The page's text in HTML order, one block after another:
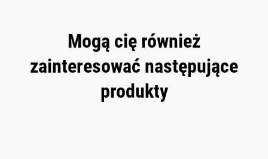
Mogą cię również
zainteresować następujące
produkty